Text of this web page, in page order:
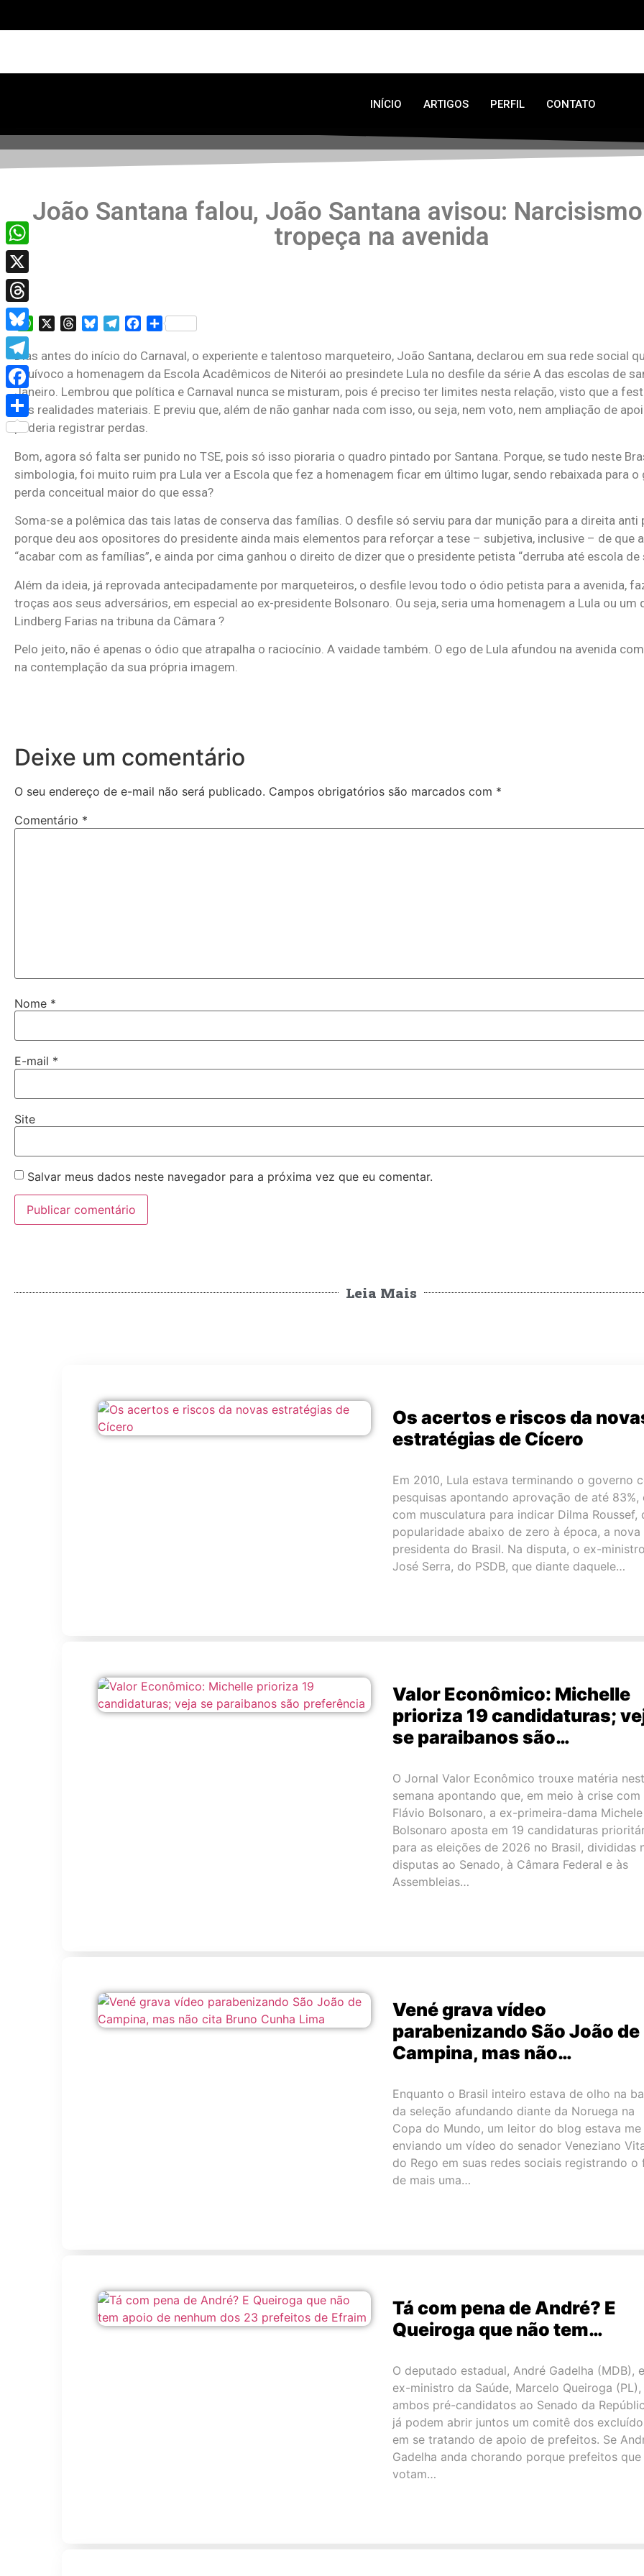
INÍCIO ARTIGOS PERFIL CONTATO
João Santana falou, João Santana avisou:
tropeça na avenida
WhatsAppThreadsBlueskyTelegramFacebook
Share
Dias antes do início do Carnaval, o experiente e talentoso marqueteiro, João Santana, declarou em sua rede social
equívoco a homenagem da Escola Acadêmicos de Niterói ao presindete Lula no desfile da série A das escolas de
Janeiro. Lembrou que política e Carnaval nunca se misturam, pois é preciso ter limites nesta relação, visto que a
das realidades materiais. E previu que, além de não ganhar nada com isso, ou seja, nem voto, nem ampliação de
poderia registrar perdas.
Bom, agora só falta ser punido no TSE, pois só isso pioraria o quadro pintado por Santana. Porque, se tudo neste
simbologia, foi muito ruim pra Lula ver a Escola que fez a homenagem ficar em último lugar, sendo rebaixada para o
perda conceitual maior do que essa?
Soma-se a polêmica das tais latas de conserva das famílias. O desfile só serviu para dar munição para a direita anti
porque deu aos opositores do presidente ainda mais elementos para reforçar a tese – subjetiva, inclusive – de que
“acabar com as famílias”, e ainda por cima ganhou o direito de dizer que o presidente petista “derruba até escola de
Além da ideia, já reprovada antecipadamente por marqueteiros, o desfile levou todo o ódio petista para a avenida,
troças aos seus adversários, em especial ao ex-presidente Bolsonaro. Ou seja, seria uma homenagem a Lula ou um
Lindberg Farias na tribuna da Câmara ?
Pelo jeito, não é apenas o ódio que atrapalha o raciocínio. A vaidade também. O ego de Lula afundou na avenida
na contemplação da sua própria imagem.
Deixe um comentário
O seu endereço de e-mail não será publicado. Campos obrigatórios são marcados com *
Comentário *
Nome *
E-mail *
Site
Salvar meus dados neste navegador para a próxima vez que eu comentar.
Leia Mais
Os acertos e riscos da
estratégias de Cícero
Em 2010, Lula estava terminando o governo
pesquisas apontando aprovação de até 83%,
com musculatura para indicar Dilma Roussef,
popularidade abaixo de zero à época, a nova
presidenta do Brasil. Na disputa, o ex-ministro
José Serra, do PSDB, que diante daquele…
Valor Econômico: Michelle
prioriza 19 candidaturas;
se paraibanos são…
O Jornal Valor Econômico trouxe matéria
semana apontando que, em meio à crise com
Flávio Bolsonaro, a ex-primeira-dama Michele
Bolsonaro aposta em 19 candidaturas
para as eleições de 2026 no Brasil, divididas
disputas ao Senado, à Câmara Federal e às
Assembleias…
Vené grava vídeo
parabenizando São João de
Campina, mas não…
Enquanto o Brasil inteiro estava de olho na
da seleção afundando diante da Noruega na
Copa do Mundo, um leitor do blog estava me
enviando um vídeo do senador Veneziano
do Rego em suas redes sociais registrando o
de mais uma…
Tá com pena de André? E
Queiroga que não tem…
O deputado estadual, André Gadelha (MDB),
ex-ministro da Saúde, Marcelo Queiroga (PL),
ambos pré-candidatos ao Senado da
já podem abrir juntos um comitê dos
em se tratando de apoio de prefeitos. Se
Gadelha anda chorando porque prefeitos que
votam…
WhatsApp
X
Threads
Bluesky
Telegram
Facebook
Share